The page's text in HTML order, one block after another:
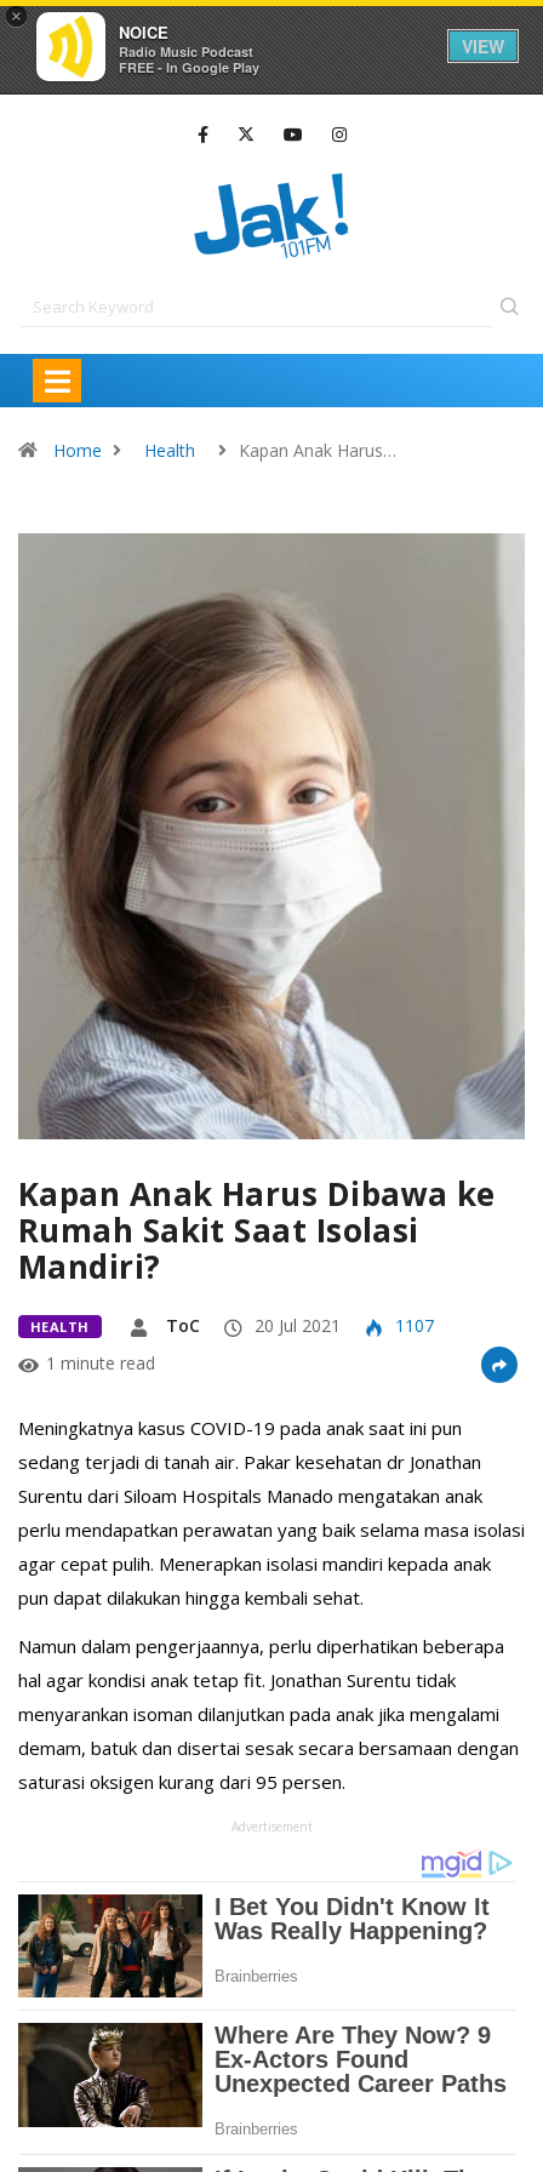
×
NOICE
Radio Music Podcast
FREE - In Google Play
VIEW
Home Health Kapan Anak Harus…
Kapan Anak Harus Dibawa ke
Rumah Sakit Saat Isolasi
Mandiri?
HEALTH ToC 20 Jul 2021
1107
1 minute read
Meningkatnya kasus COVID-19 pada anak saat ini pun
sedang terjadi di tanah air. Pakar kesehatan dr Jonathan
Surentu dari Siloam Hospitals Manado mengatakan anak
perlu mendapatkan perawatan yang baik selama masa isolasi
agar cepat pulih. Menerapkan isolasi mandiri kepada anak
pun dapat dilakukan hingga kembali sehat.
Namun dalam pengerjaannya, perlu diperhatikan beberapa
hal agar kondisi anak tetap fit. Jonathan Surentu tidak
menyarankan isoman dilanjutkan pada anak jika mengalami
demam, batuk dan disertai sesak secara bersamaan dengan
saturasi oksigen kurang dari 95 persen.
Advertisement